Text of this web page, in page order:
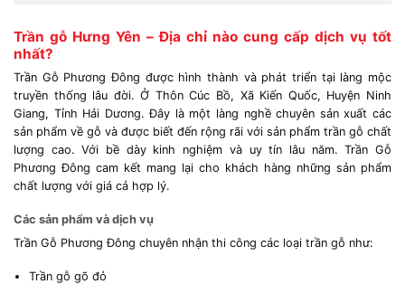
Trần gỗ Hưng Yên – Địa chỉ nào cung cấp dịch vụ tốt
nhất?
Trần Gỗ Phương Đông được hình thành và phát triển tại làng mộc
truyền thống lâu đời. Ở Thôn Cúc Bồ, Xã Kiến Quốc, Huyện Ninh
Giang, Tỉnh Hải Dương. Đây là một làng nghề chuyên sản xuất các
sản phẩm về gỗ và được biết đến rộng rãi với sản phẩm trần gỗ chất
lượng cao. Với bề dày kinh nghiệm và uy tín lâu năm. Trần Gỗ
Phương Đông cam kết mang lại cho khách hàng những sản phẩm
chất lượng với giá cả hợp lý.
Các sản phẩm và dịch vụ
Trần Gỗ Phương Đông chuyên nhận thi công các loại trần gỗ như:
Trần gỗ gõ đỏ